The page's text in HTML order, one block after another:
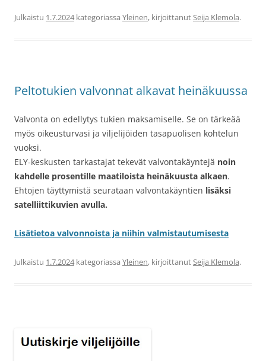
Julkaistu 1.7.2024kategoriassa Yleinen, kirjoittanutSeija Klemola.
Peltotukien valvonnat alkavat heinäkuussa
Valvonta on edellytys tukien maksamiselle. Se on tärkeää
myös oikeusturvasi ja viljelijöiden tasapuolisen kohtelun
vuoksi.
ELY-keskusten tarkastajat tekevät valvontakäyntejä noin
kahdelle prosentille maatiloista heinäkuusta alkaen.
Ehtojen täyttymistä seurataan valvontakäyntien lisäksi
satelliittikuvien avulla.
Lisätietoa valvonnoista ja niihin valmistautumisesta
Julkaistu 1.7.2024kategoriassa Yleinen, kirjoittanutSeija Klemola.